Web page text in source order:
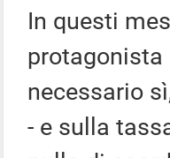
In questi
protagonista
necessario
- e sulla